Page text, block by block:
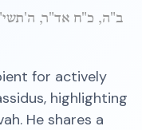
ב"ה, כ"ח אד"ר,
for actively
highlighting
He shares a